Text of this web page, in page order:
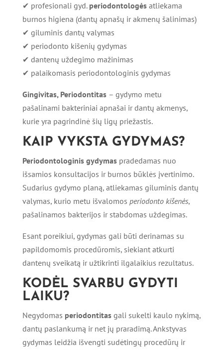
✔ profesionali gyd. periodontologėsatliekama
burnos higiena (dantų apnašų ir akmenų šalinimas)
✔ giluminis dantų valymas
✔ periodonto kišenių gydymas
✔ dantenų uždegimo mažinimas
✔ palaikomasis periodontologinis gydymas
Gingivitas, Periodontitas – gydymo metu
pašalinami bakteriniai apnašai ir dantų akmenys,
kurie yra pagrindinė šių ligų priežastis.
KAIP VYKSTA GYDYMAS?
Periodontologinis gydymaspradedamas nuo
išsamios konsultacijos ir burnos būklės įvertinimo.
Sudarius gydymo planą, atliekamas giluminis dantų
valymas, kurio metu išvalomos periodonto kišenės,
pašalinamos bakterijos ir stabdomas uždegimas.
Esant poreikiui, gydymas gali būti derinamas su
papildomomis procedūromis, siekiant atkurti
dantenų sveikatą ir užtikrinti ilgalaikius rezultatus.
KODĖL SVARBU GYDYTI
LAIKU?
Negydomas periodontitasgali sukelti kaulo nykimą,
dantų paslankumą ir net jų praradimą. Ankstyvas
gydymas leidžia išvengti sudėtingų procedūrų ir